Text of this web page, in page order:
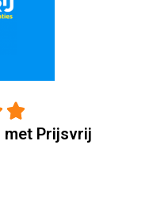

met Prijsvrij